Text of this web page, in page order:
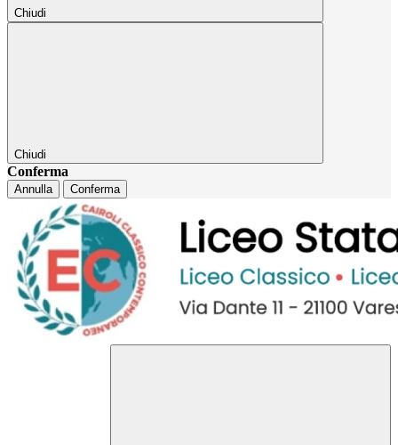
Chiudi
Chiudi
Conferma
Annulla Conferma